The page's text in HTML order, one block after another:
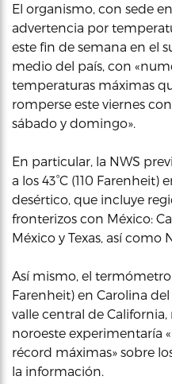
El organismo, con sede
advertencia por
este fin de semana en el
medio del país, con
temperaturas máximas
romperse este viernes
sábado y domingo».
En particular, la NWS
a los 43°C (110 Farenheit)
desértico, que incluye
fronterizos con México:
México y Texas, así como
Así mismo, el termómetro
Farenheit) en Carolina
valle central de
noroeste experimentaría
récord máximas» sobre
la información.